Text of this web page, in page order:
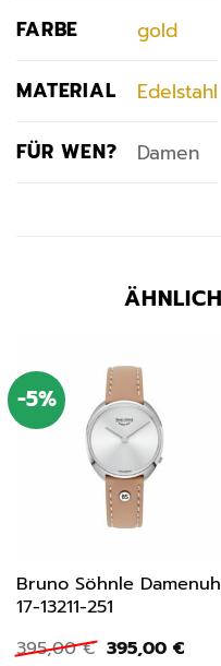
FARBE gold
MATERIAL Edelstahl
FÜR WEN? Damen
-5%
Bruno Söhnle
17-13211-251
395,00€ Ursprünglicher
395,00 €